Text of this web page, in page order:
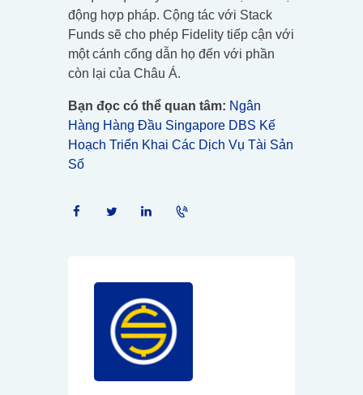
động hợp pháp. Cộng tác với Stack
Funds sẽ cho phép Fidelity tiếp cận với
một cánh cổng dẫn họ đến với phần
còn lại của Châu Á.
Bạn đọc có thể quan tâm: Ngân
Hàng Hàng Đầu Singapore DBS Kế
Hoạch Triển Khai Các Dịch Vụ Tài Sản
Số